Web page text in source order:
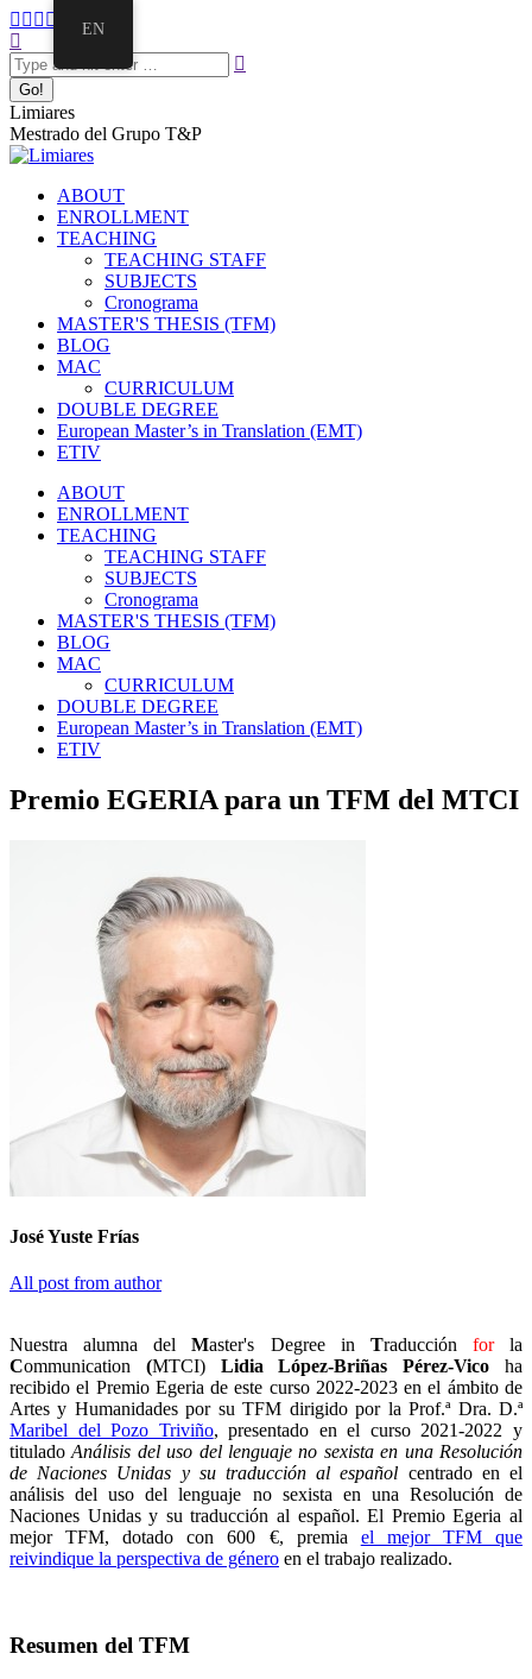
Skip
to
content
Facebook
opens
in
new
window
Twitter
opens
in
new
window
Mail
opens
in
new
window
Instagram
page
in
window
Linkedin
page
in
window
Search:
Limiares
Mestrado del Grupo T&P
ABOUT
ENROLLMENT
TEACHING
TEACHING STAFF
SUBJECTS
Cronograma
MASTER'S THESIS (TFM)
BLOG
MAC
CURRICULUM
DOUBLE DEGREE
European Master’s in Translation (EMT)
ETIV
ABOUT
ENROLLMENT
TEACHING
TEACHING STAFF
SUBJECTS
Cronograma
MASTER'S THESIS (TFM)
BLOG
MAC
CURRICULUM
DOUBLE DEGREE
European Master’s in Translation (EMT)
ETIV
Premio EGERIA para un TFM del MTCI
José Yuste Frías
All post from author
Nuestra alumna delMaster's Degree in Traducción forla
Communication (MTCI) Lidia López-Briñas Pérez-Vico ha
recibido el Premio Egeria de este curso 2022-2023 en el ámbito de
Artes y Humanidades por su TFM dirigido por la Prof.ª Dra. D.ª
Maribel del Pozo Triviño, presentado en el curso 2021-2022 y
tituladoAnálisis del uso del lenguaje no sexista en una Resolución
de Naciones Unidas y su traducción al español centrado en el
análisis del uso del lenguaje no sexista en una Resolución de
Naciones Unidas y su traducción al español. El Premio Egeria al
mejor TFM, dotado con 600 €, premia el mejor TFM que
reivindique la perspectiva de género en el trabajo realizado.
Resumen del TFM
EN